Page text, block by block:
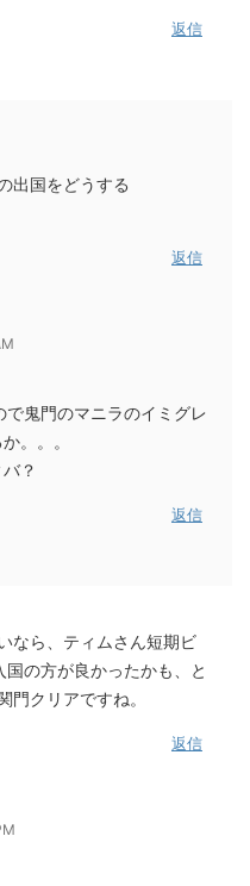
返信
出国をどうする
返信
で鬼門のマニラのイミグレ
。。。
？
返信
なら、ティムさん短期ビ
の方が良かったかも、と
門クリアですね。
返信